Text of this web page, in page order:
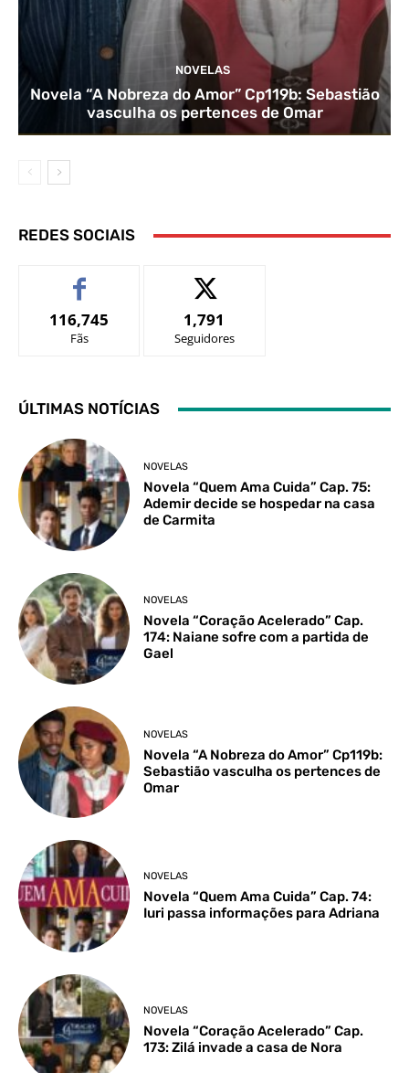
NOVELAS
Novela “A Nobreza do Amor” Cp119b: Sebastião
vasculha os pertences de Omar
REDES SOCIAIS
116,745
Fãs
1,791
Seguidores
ÚLTIMAS NOTÍCIAS
NOVELAS
Novela “Quem Ama Cuida” Cap. 75:
Ademir decide se hospedar na casa
de Carmita
NOVELAS
Novela “Coração Acelerado” Cap.
174: Naiane sofre com a partida de
Gael
NOVELAS
Novela “A Nobreza do Amor” Cp119b:
Sebastião vasculha os pertences de
Omar
NOVELAS
Novela “Quem Ama Cuida” Cap. 74:
Iuri passa informações para Adriana
NOVELAS
Novela “Coração Acelerado” Cap.
173: Zilá invade a casa de Nora